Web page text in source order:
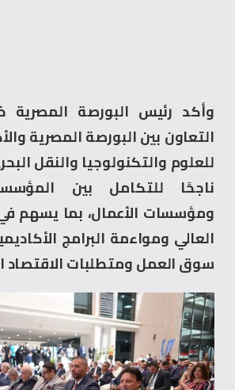
وأكد رئيس البورصة المصرية
التعاون بين البورصة المصرية
للعلوم والتكنولوجيا والنقل
ناجحًا للتكامل بين
ومؤسسات الأعمال، بما يسهم في
العالي ومواءمة البرامج
سوق العمل ومتطلبات الاقتصاد